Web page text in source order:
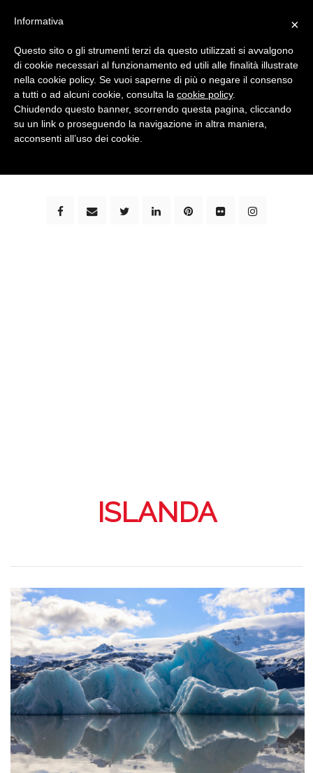
bimbi e viaggi - family travel blog: community #1 in
ISLANDA
×
Informativa
Questo sito o gli strumenti terzi da questo utilizzati si avvalgono
di cookie necessari al funzionamento ed utili alle finalità illustrate
nella cookie policy. Se vuoi saperne di più o negare il consenso
a tutti o ad alcuni cookie, consulta la cookie policy.
Chiudendo questo banner, scorrendo questa pagina, cliccando
su un link o proseguendo la navigazione in altra maniera,
acconsenti all’uso dei cookie.